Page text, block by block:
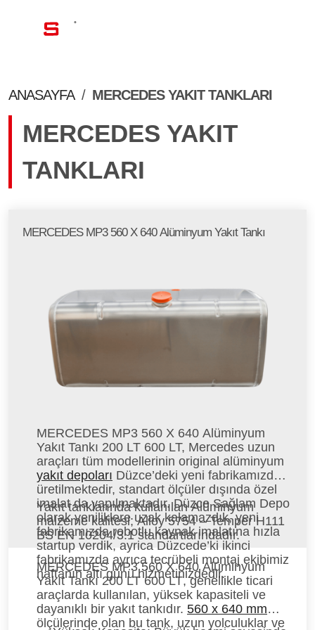
ANASAYFA / MERCEDES YAKIT TANKLARI
MERCEDES YAKIT
TANKLARI
MERCEDES MP3 560 X 640 Alüminyum Yakıt Tankı
MERCEDES MP3 560 X 640 Alüminyum
Yakıt Tankı 200 LT 600 LT, Mercedes uzun
araçları tüm modellerinin original alüminyum
yakıt depoları Düzce’deki yeni fabrikamızda
üretilmektedir, standart ölçüler dışında özel
imalat da yapılmaktadır. Düzce Sağlam Depo
olarak yeniliklere uzak kalamazdık, yeni
fabrikamızda robotlu kaynak imalatına hızla
startup verdik, ayrica Düzcede’ki ikinci
fabrikamızda ayrıca tecrübeli montaj ekibimiz
haftanın altı günü hizmetinizdedir.
Yakıt tanklarında kullanılan Alüminyum
malzeme kalitesi; Alloy 5754 – Temper H111
BS EN 10204/3.1 standartlarındadır.
MERCEDES MP3 560 X 640 Alüminyum
Yakıt Tankı 200 LT 600 LT, genellikle ticari
araçlarda kullanılan, yüksek kapasiteli ve
dayanıklı bir yakıt tankıdır. 560 x 640 mm
ölçülerinde olan bu tank, uzun yolculuklar ve